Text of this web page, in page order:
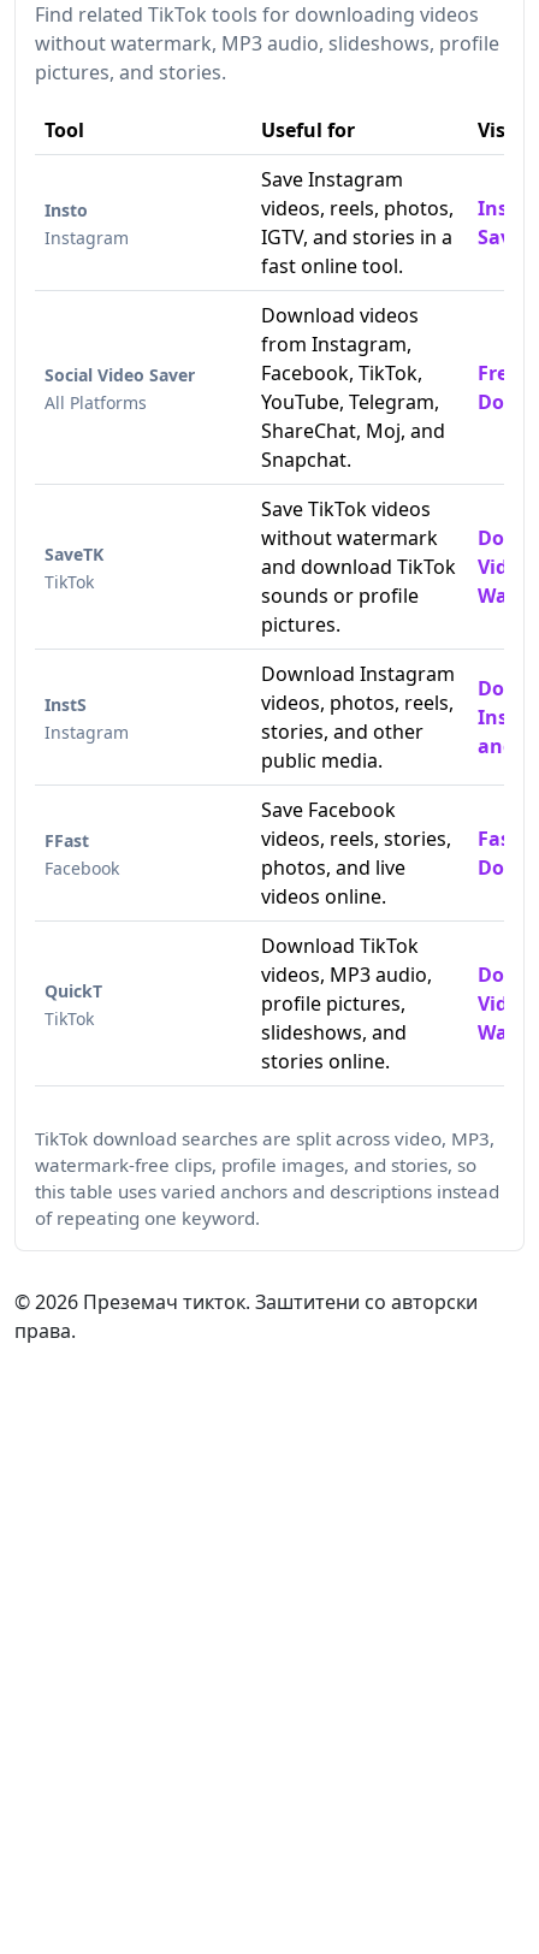
Find related TikTok tools for downloading videos
without watermark, MP3 audio, slideshows, profile
pictures, and stories.
Tool Useful for Visit
Insto
Instagram
Save Instagram
videos, reels, photos,
IGTV, and stories in a
fast online tool.
Saver
Social Video Saver
All Platforms
Download videos
from Instagram,
Facebook, TikTok,
YouTube, Telegram,
ShareChat, Moj, and
Snapchat.
Free
SaveTK
TikTok
Save TikTok videos
without watermark
and download TikTok
sounds or profile
pictures.
InstS
Instagram
Download Instagram
videos, photos, reels,
stories, and other
public media.
and
FFast
Facebook
Save Facebook
videos, reels, stories,
photos, and live
videos online.
Fast
QuickT
TikTok
Download TikTok
videos, MP3 audio,
profile pictures,
slideshows, and
stories online.
TikTok download searches are split across video, MP3,
watermark-free clips, profile images, and stories, so
this table uses varied anchors and descriptions instead
of repeating one keyword.
©2026 Преземач тикток. Заштитени со авторски
права.